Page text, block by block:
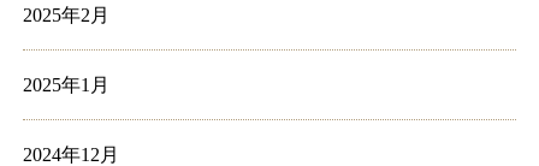
2025年2月
2025年1月
2024年12月